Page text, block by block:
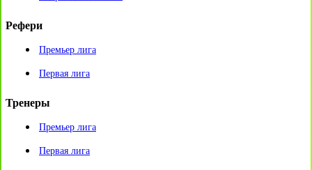
Рефери
Премьер лига
Первая лига
Тренеры
Премьер лига
Первая лига